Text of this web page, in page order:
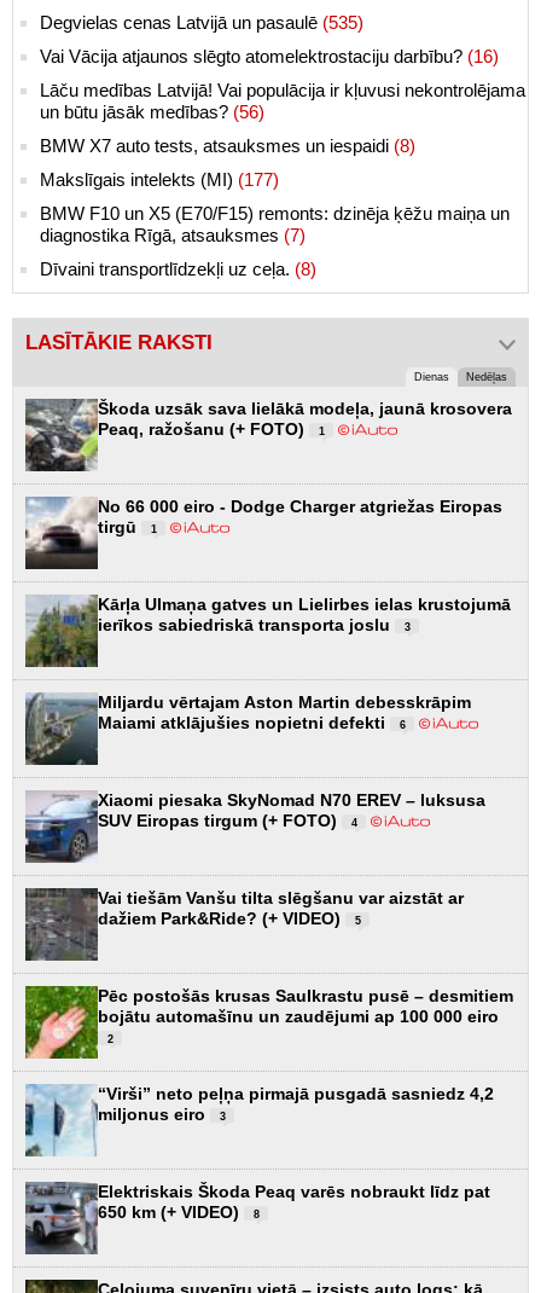
Degvielas cenas Latvijā un pasaulē (535)
Vai Vācija atjaunos slēgto atomelektrostaciju darbību? (16)
Lāču medības Latvijā! Vai populācija ir kļuvusi nekontrolējama
un būtu jāsāk medības? (56)
BMW X7 auto tests, atsauksmes un iespaidi (8)
Makslīgais intelekts (MI) (177)
BMW F10 un X5 (E70/F15) remonts: dzinēja ķēžu maiņa un
diagnostika Rīgā, atsauksmes (7)
Dīvaini transportlīdzekļi uz ceļa. (8)
LASĪTĀKIE RAKSTI
Dienas Nedēļas
Škoda uzsāk sava lielākā modeļa, jaunā krosovera
Peaq, ražošanu (+ FOTO)
1
No 66 000 eiro - Dodge Charger atgriežas Eiropas
tirgū
1
Kārļa Ulmaņa gatves un Lielirbes ielas krustojumā
ierīkos sabiedriskā transporta joslu
3
Miljardu vērtajam Aston Martin debesskrāpim
Maiami atklājušies nopietni defekti
6
Xiaomi piesaka SkyNomad N70 EREV – luksusa
SUV Eiropas tirgum (+ FOTO)
4
Vai tiešām Vanšu tilta slēgšanu var aizstāt ar
dažiem Park&Ride? (+ VIDEO)
5
Pēc postošās krusas Saulkrastu pusē – desmitiem
bojātu automašīnu un zaudējumi ap 100 000 eiro
2
“Virši” neto peļņa pirmajā pusgadā sasniedz 4,2
miljonus eiro
3
Elektriskais Škoda Peaq varēs nobraukt līdz pat
650 km (+ VIDEO)
8
Ceļojuma suvenīru vietā – izsists auto logs: kā